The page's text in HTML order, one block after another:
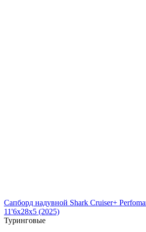
Сапборд надувной Shark Cruiser+
11'6x28x5 (2025)
Туринговые